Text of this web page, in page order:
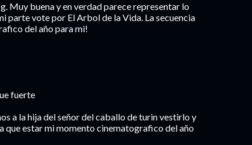
Muy buena y en verdad parece representar lo
parte vote por El Arbol de la Vida. La secuencia
del año para mi!
fuerte
a la hija del señor del caballo de turin vestirlo y
estar mi momento cinematografico del año